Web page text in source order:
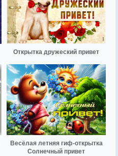
Открытка дружеский привет
Весёлая летняя гиф-открытка
Солнечный привет